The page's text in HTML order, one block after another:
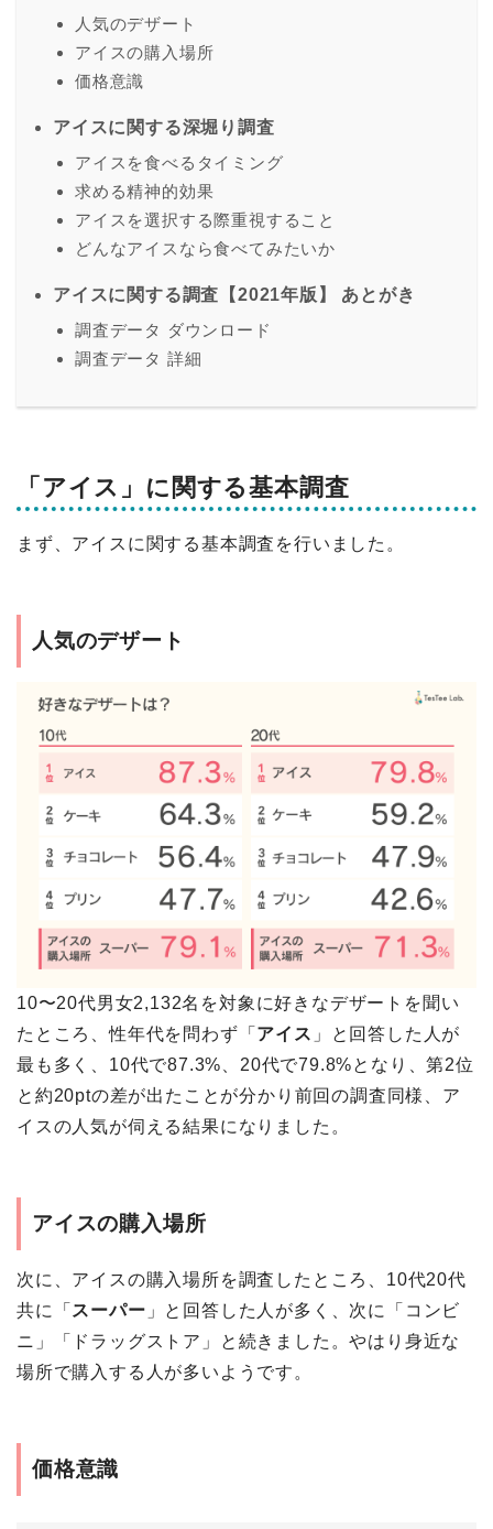
人気のデザート
アイスの購入場所
価格意識
アイスに関する深堀り調査
アイスを食べるタイミング
求める精神的効果
アイスを選択する際重視すること
どんなアイスなら食べてみたいか
アイスに関する調査【2021年版】 あとがき
調査データ ダウンロード
調査データ 詳細
「アイス」に関する基本調査
まず、アイスに関する基本調査を行いました。
人気のデザート
10〜20代男女2,132名を対象に好きなデザートを聞い
たところ、性年代を問わず「 アイス 」と回答した人が
最も多く、10代で87.3%、20代で79.8%となり、第2位
と約20ptの差が出たことが分かり前回の調査同様、ア
イスの人気が伺える結果になりました。
アイスの購入場所
次に、アイスの購入場所を調査したところ、10代20代
共に「 スーパー 」と回答した人が多く、次に「コンビ
ニ」「ドラッグストア」と続きました。やはり身近な
場所で購入する人が多いようです。
価格意識